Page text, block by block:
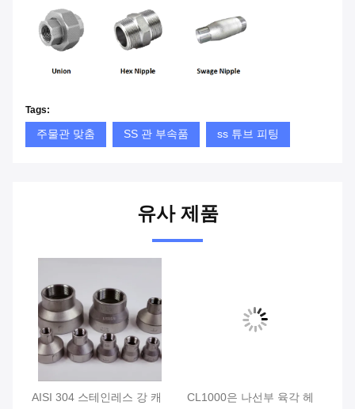
Tags:
주물관 맞춤 SS 관 부속품 ss 튜브 피팅
유사 제품
AISI 304 스테인레스 강 캐
CL1000은 나선부 육각 헤